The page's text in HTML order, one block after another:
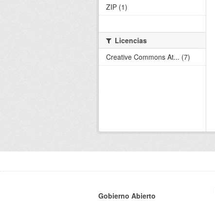
ZIP (1)
Licencias
Creative Commons At... (7)
Gobierno Abierto